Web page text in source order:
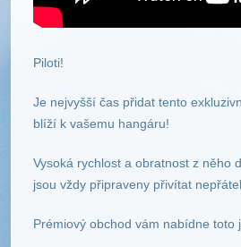
Piloti!
Je nejvyšší čas přidat tento
blíží k vašemu hangáru!
Vysoká rychlost a obratnost z něho
jsou vždy připraveny přivítat
Prémiový obchod vám nabídne toto